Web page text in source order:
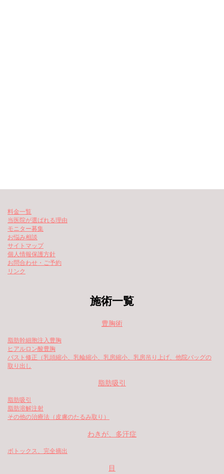
料金一覧
当医院が選ばれる理由
モニター募集
お悩み相談
サイトマップ
個人情報保護方針
お問合わせ・ご予約
リンク
施術一覧
豊胸術
脂肪幹細胞注入豊胸
ヒアルロン酸豊胸
バスト修正（乳頭縮小、乳輪縮小、乳房縮小、乳房吊り上げ、他院バッグの
取り出し
脂肪吸引
脂肪吸引
脂肪溶解注射
その他の治療法（皮膚のたるみ取り）
わきが、多汗症
ボトックス、完全摘出
目